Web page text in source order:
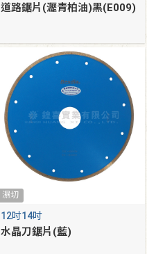
道路鋸片(瀝青柏油)黑(E009)
濕切
12吋14吋
水晶刀鋸片(藍)